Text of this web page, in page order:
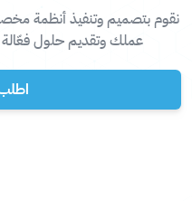
نقوم بتصميم وتنفيذ أنظمة
عملك وتقديم حلول فعّالة